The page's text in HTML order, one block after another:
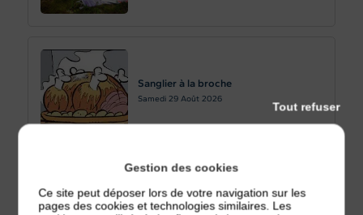
Sanglier à la broche
Samedi 29 Août 2026
Café numérique : savoir détecter les
fausses informations sur internet
Gestion des cookies
Ce site peut déposer lors de votre navigation sur les
pages des cookies et technologies similaires. Les
Tout refuser